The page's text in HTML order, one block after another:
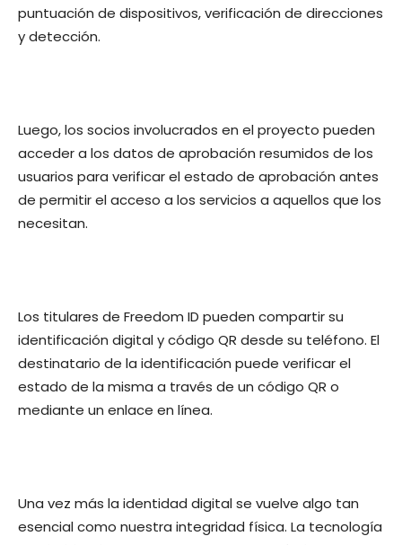
puntuación de dispositivos, verificación de direcciones
y detección.
Luego, los socios involucrados en el proyecto pueden
acceder a los datos de aprobación resumidos de los
usuarios para verificar el estado de aprobación antes
de permitir el acceso a los servicios a aquellos que los
necesitan.
Los titulares de Freedom ID pueden compartir su
identificación digital y código QR desde su teléfono. El
destinatario de la identificación puede verificar el
estado de la misma a través de un código QR o
mediante un enlace en línea.
Una vez más la identidad digital se vuelve algo tan
esencial como nuestra integridad física. La tecnología